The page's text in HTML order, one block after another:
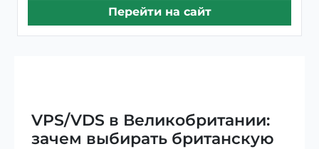
Перейти на сайт
VPS/VDS в Великобритании:
зачем выбирать британскую